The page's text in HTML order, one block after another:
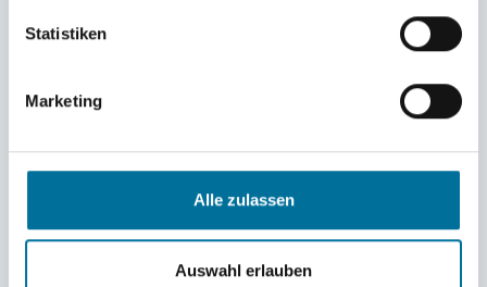
Statistiken
Marketing
Alle zulassen
Auswahl erlauben